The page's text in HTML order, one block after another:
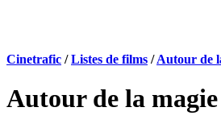
Cinetrafic /Listes de films /Autour de
Autour de la